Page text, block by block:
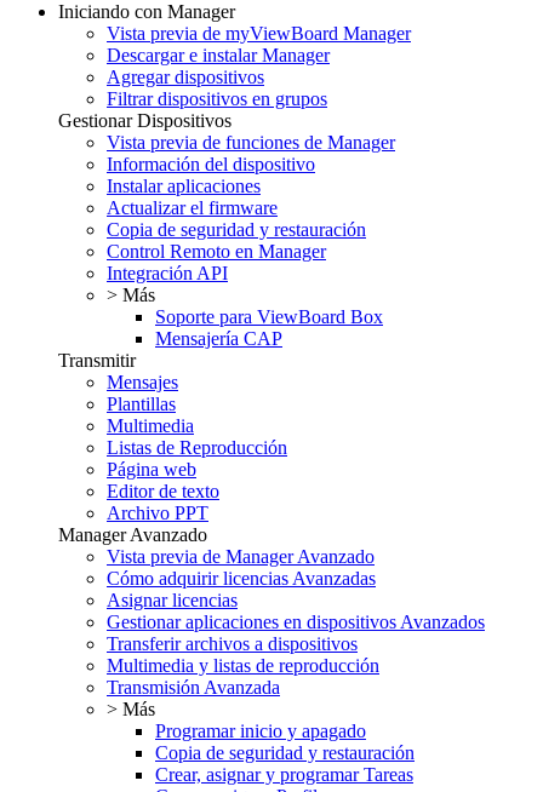
Iniciando con Manager
Vista previa de myViewBoard Manager
Descargar e instalar Manager
Agregar dispositivos
Filtrar dispositivos en grupos
Gestionar Dispositivos
Vista previa de funciones de Manager
Información del dispositivo
Instalar aplicaciones
Actualizar el firmware
Copia de seguridad y restauración
Control Remoto en Manager
Integración API
> Más
Soporte para ViewBoard Box
Mensajería CAP
Transmitir
Mensajes
Plantillas
Multimedia
Listas de Reproducción
Página web
Editor de texto
Archivo PPT
Manager Avanzado
Vista previa de Manager Avanzado
Cómo adquirir licencias Avanzadas
Asignar licencias
Gestionar aplicaciones en dispositivos Avanzados
Transferir archivos a dispositivos
Multimedia y listas de reproducción
Transmisión Avanzada
> Más
Programar inicio y apagado
Copia de seguridad y restauración
Crear, asignar y programar Tareas